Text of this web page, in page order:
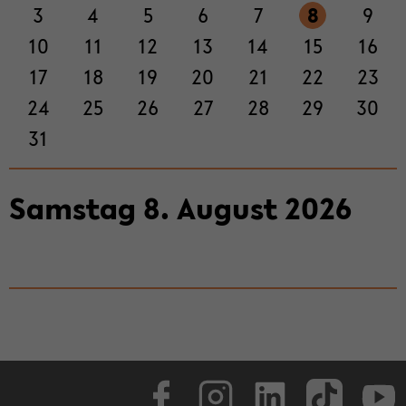
seln
3
4 5 6 7 8
9
10
11 12 13 14 15
16
17
18 19 20 21 22
23
24
25 26 27 28 29
30
31
Sams­tag 8. Au­gust2026
Face­book